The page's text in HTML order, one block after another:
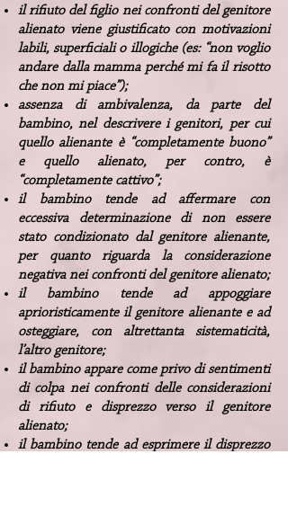
il rifiuto del figlio nei confronti del genitore
alienato viene giustificato con motivazioni
labili, superficiali o illogiche (es: “non voglio
andare dalla mamma perché mi fa il risotto
che non mi piace”);
assenza di ambivalenza, da parte del
bambino, nel descrivere i genitori, per cui
quello alienante è “completamente buono”
e quello alienato, per contro, è
“completamente cattivo”;
il bambino tende ad affermare con
eccessiva determinazione di non essere
stato condizionato dal genitore alienante,
per quanto riguarda la considerazione
negativa nei confronti del genitore alienato;
il bambino tende ad appoggiare
aprioristicamente il genitore alienante e ad
osteggiare, con altrettanta sistematicità,
l’altro genitore;
il bambino appare come privo di sentimenti
di colpa nei confronti delle considerazioni
di rifiuto e disprezzo verso il genitore
alienato;
il bambino tende ad esprimere il disprezzo